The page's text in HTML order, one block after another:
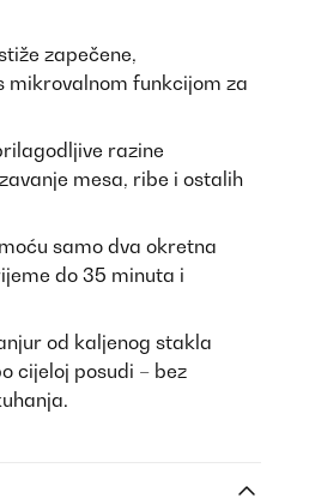
zapečene,
mikrovalnom funkcijom za
razine
mesa, ribe i ostalih
samo dva okretna
do 35 minuta i
od kaljenog stakla
cijeloj posudi – bez